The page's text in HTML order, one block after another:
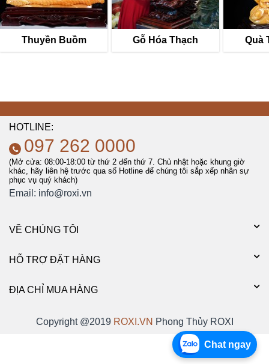
Thuyền Buồm Gỗ Hóa Thạch Quà
Chat ngay
HOTLINE:
097 262 0000
(Mở cửa: 08:00-18:00 từ thứ 2 đến thứ 7. Chủ nhật hoặc khung giờ
khác, hãy liên hệ trước qua số Hotline để chúng tôi sắp xếp nhân sự
phục vụ quý khách)
Email: info@roxi.vn
VỀ CHÚNG TÔI
HỖ TRỢ ĐẶT HÀNG
ĐỊA CHỈ MUA HÀNG
Copyright @2019 ROXI.VN Phong Thủy ROXI